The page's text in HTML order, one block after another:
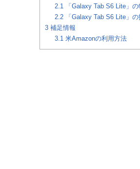
2.1「Galaxy Tab S6 Lite」の
2.2「Galaxy Tab S6 Lite」の
3補足情報
3.1米Amazonの利用方法